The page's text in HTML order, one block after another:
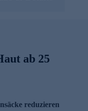
ab 25
reduzieren